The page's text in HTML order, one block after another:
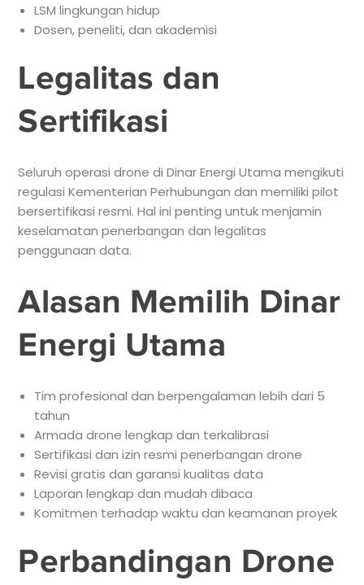
LSM lingkungan hidup
Dosen, peneliti, dan akademisi
Legalitas dan
Sertifikasi
Seluruh operasi drone di Dinar Energi Utama mengikuti
regulasi Kementerian Perhubungan dan memiliki pilot
bersertifikasi resmi. Hal ini penting untuk menjamin
keselamatan penerbangan dan legalitas
penggunaan data.
Alasan Memilih Dinar
Energi Utama
Tim profesional dan berpengalaman lebih dari 5
tahun
Armada drone lengkap dan terkalibrasi
Sertifikasi dan izin resmi penerbangan drone
Revisi gratis dan garansi kualitas data
Laporan lengkap dan mudah dibaca
Komitmen terhadap waktu dan keamanan proyek
Perbandingan Drone